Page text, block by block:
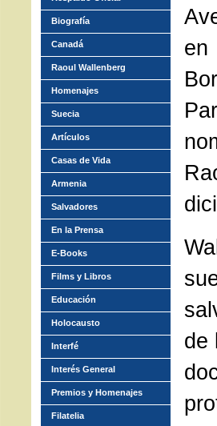
en
de
Biografía
Canadá
Raoul Wallenberg
Homenajes
Suecia
Artículos
Casas de Vida
Armenia
Salvadores
En la Prensa
E-Books
Films y Libros
Educación
Holocausto
Interfé
Interés General
Premios y Homenajes
Filatelia